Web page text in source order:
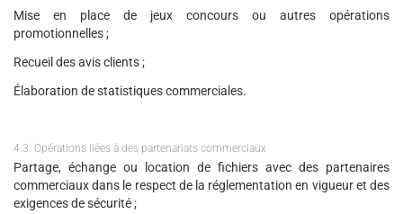
Mise en place de jeux concours ou autres opérations
promotionnelles ;
Recueil des avis clients ;
Élaboration de statistiques commerciales.
4.3. Opérations liées à des partenariats commerciaux
Partage, échange ou location de fichiers avec des partenaires
commerciaux dans le respect de la réglementation en vigueur et des
exigences de sécurité ;